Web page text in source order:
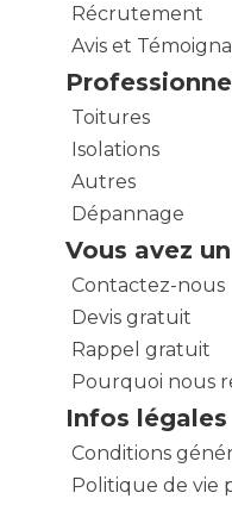
Récrutement
Avis et
Toitures
Isolations
Autres
Dépannage
Vous avez
Contactez-nous
Devis gratuit
Rappel gratuit
Pourquoi nous
Infos légales
Conditions
Politique de vie